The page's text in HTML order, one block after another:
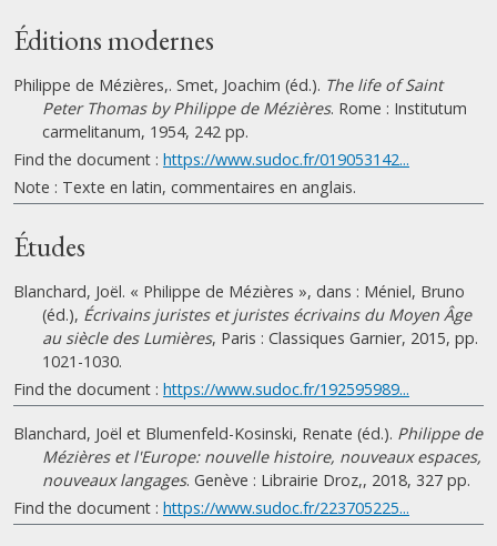
Éditions modernes
Philippe de Mézières,. Smet, Joachim (éd.). The life of Saint
Peter Thomas by Philippe de Mézières. Rome : Institutum
carmelitanum, 1954, 242 pp.
Find the document : https://www.sudoc.fr/019053142...
Note : Texte en latin, commentaires en anglais.
Études
Blanchard, Joël. « Philippe de Mézières », dans : Méniel, Bruno
(éd.), Écrivains juristes et juristes écrivains du Moyen Âge
au siècle des Lumières, Paris : Classiques Garnier, 2015, pp.
1021-1030.
Find the document : https://www.sudoc.fr/192595989...
Blanchard, Joël et Blumenfeld-Kosinski, Renate (éd.). Philippe de
Mézières et l'Europe: nouvelle histoire, nouveaux espaces,
nouveaux langages. Genève : Librairie Droz,, 2018, 327 pp.
Find the document : https://www.sudoc.fr/223705225...